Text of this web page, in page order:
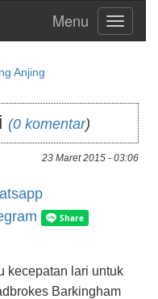
Toggle
Anjing
(0 komentar)
23 Maret 2015 - 03:06
kecepatan lari untuk
Barkingham